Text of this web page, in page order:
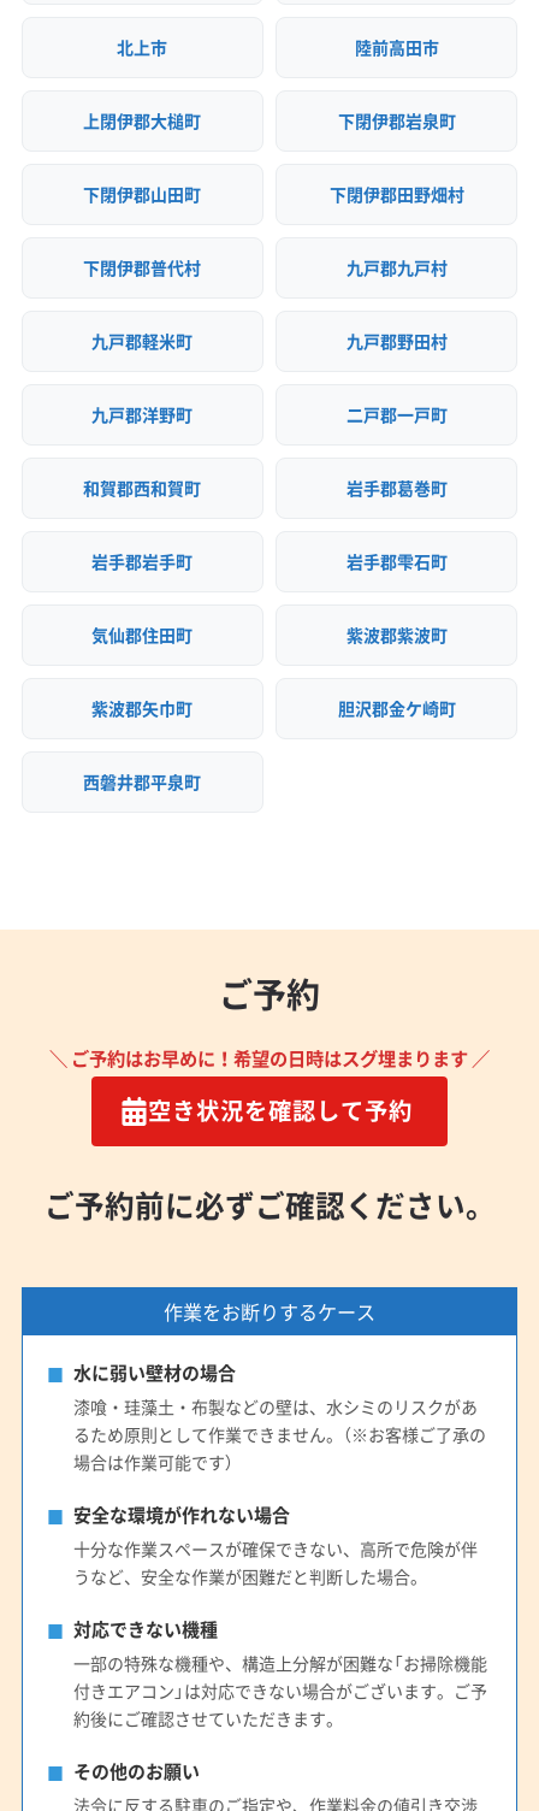
北上市 陸前高田市
上閉伊郡大槌町 下閉伊郡岩泉町
下閉伊郡山田町 下閉伊郡田野畑村
下閉伊郡普代村 九戸郡九戸村
九戸郡軽米町 九戸郡野田村
九戸郡洋野町 二戸郡一戸町
和賀郡西和賀町 岩手郡葛巻町
岩手郡岩手町 岩手郡雫石町
気仙郡住田町 紫波郡紫波町
紫波郡矢巾町 胆沢郡金ケ崎町
西磐井郡平泉町
ご予約
＼ ご予約はお早めに！希望の日時はスグ埋まります ／
空き状況を確認して予約
ご予約前に必ずご確認ください。
作業をお断りするケース
水に弱い壁材の場合
漆喰・珪藻土・布製などの壁は、水シミのリスクがあ
るため原則として作業できません。（※お客様ご了承の
場合は作業可能です）
安全な環境が作れない場合
十分な作業スペースが確保できない、高所で危険が伴
うなど、安全な作業が困難だと判断した場合。
対応できない機種
一部の特殊な機種や、構造上分解が困難な「お掃除機能
付きエアコン」は対応できない場合がございます。ご予
約後にご確認させていただきます。
その他のお願い
法令に反する駐車のご指定や、作業料金の値引き交渉